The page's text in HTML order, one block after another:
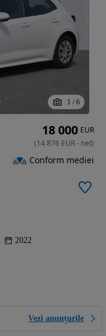
1 / 6
2022
Vezi anunțurile
18 000 EUR
(14 876 EUR- net)
Conform mediei